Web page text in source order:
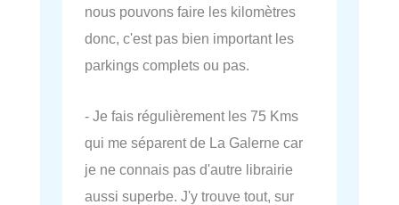
nous pouvons faire les kilomètres
donc, c'est pas bien important les
parkings complets ou pas.
- Je fais régulièrement les 75 Kms
qui me séparent de La Galerne car
je ne connais pas d'autre librairie
aussi superbe. J'y trouve tout, sur